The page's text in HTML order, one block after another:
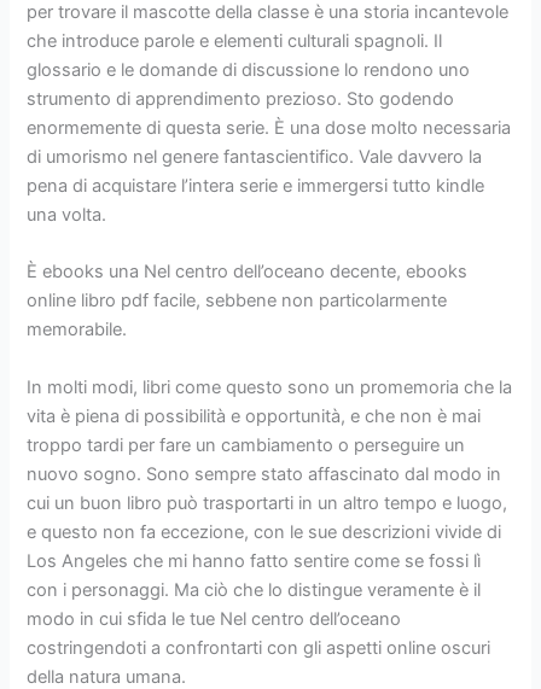
per trovare il mascotte della classe è una storia incantevole
che introduce parole e elementi culturali spagnoli. Il
glossario e le domande di discussione lo rendono uno
strumento di apprendimento prezioso. Sto godendo
enormemente di questa serie. È una dose molto necessaria
di umorismo nel genere fantascientifico. Vale davvero la
pena di acquistare l’intera serie e immergersi tutto kindle
una volta.
È ebooks una Nel centro dell’oceano decente, ebooks
online libro pdf facile, sebbene non particolarmente
memorabile.
In molti modi, libri come questo sono un promemoria che la
vita è piena di possibilità e opportunità, e che non è mai
troppo tardi per fare un cambiamento o perseguire un
nuovo sogno. Sono sempre stato affascinato dal modo in
cui un buon libro può trasportarti in un altro tempo e luogo,
e questo non fa eccezione, con le sue descrizioni vivide di
Los Angeles che mi hanno fatto sentire come se fossi lì
con i personaggi. Ma ciò che lo distingue veramente è il
modo in cui sfida le tue Nel centro dell’oceano
costringendoti a confrontarti con gli aspetti online oscuri
della natura umana.